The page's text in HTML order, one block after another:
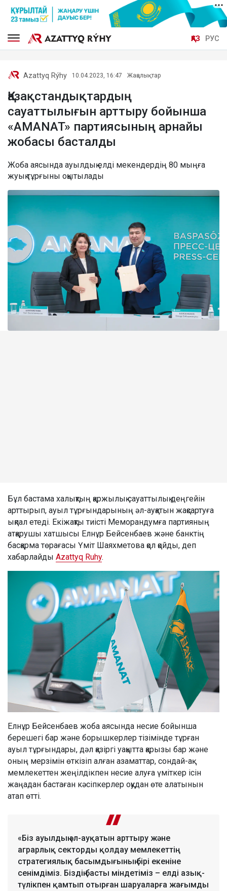
ҚАЗ РУС
Azattyq Rýhy 10.04.2023, 16:47 Жаңалықтар
Қазақстандықтардың
сауаттылығын арттыру бойынша
«AMANAT» партиясының арнайы
жобасы басталды
Жоба аясында ауылдық елді мекендердің 80 мыңға
жуық тұрғыны оқытылады
Бұл бастама халықтың қаржылық сауаттылық деңгейін
арттырып, ауыл тұрғындарының әл-ауқатын жақсартуға
ықпал етеді. Екіжақты тиісті Меморандумға партияның
атқарушы хатшысы Елнұр Бейсенбаев және банктің
басқарма төрағасы Үміт Шаяхметова қол қойды, деп
хабарлайды Azattyq Ruhy.
Елнұр Бейсенбаев жоба аясында несие бойынша
берешегі бар және борышкерлер тізімінде тұрған
ауыл тұрғындары, дәл қазіргі уақытта қарызы бар және
оның мерзімін өткізіп алған азаматтар, сондай-ақ
мемлекеттен жеңілдікпен несие алуға үміткер ісін
жаңадан бастаған кәсіпкерлер оқудан өте алатынын
атап өтті.
«Біз ауылдың әл-ауқатын арттыру және
аграрлық секторды қолдау мемлекеттің
стратегиялық басымдығының бірі екеніне
сенімдіміз. Біздің басты міндетіміз – елді азық-
түлікпен қамтып отырған шаруаларға жағымды